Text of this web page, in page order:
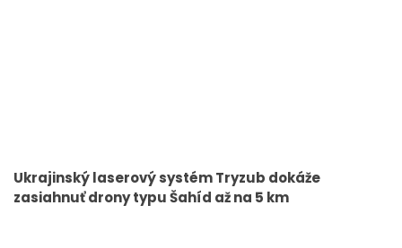
Ukrajinský laserový systém Tryzub dokáže
zasiahnuť drony typu Šahíd až na 5 km